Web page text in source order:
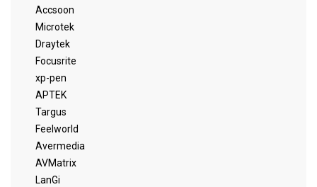
Accsoon
Microtek
Draytek
Focusrite
xp-pen
APTEK
Targus
Feelworld
Avermedia
AVMatrix
LanGi